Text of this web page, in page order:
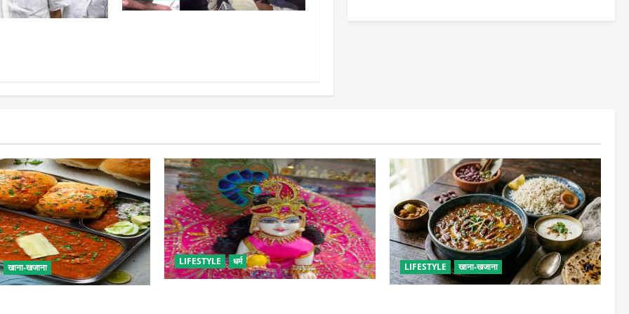
खाना-खजाना
LIFESTYLE धर्म
LIFESTYLE खाना-खजाना